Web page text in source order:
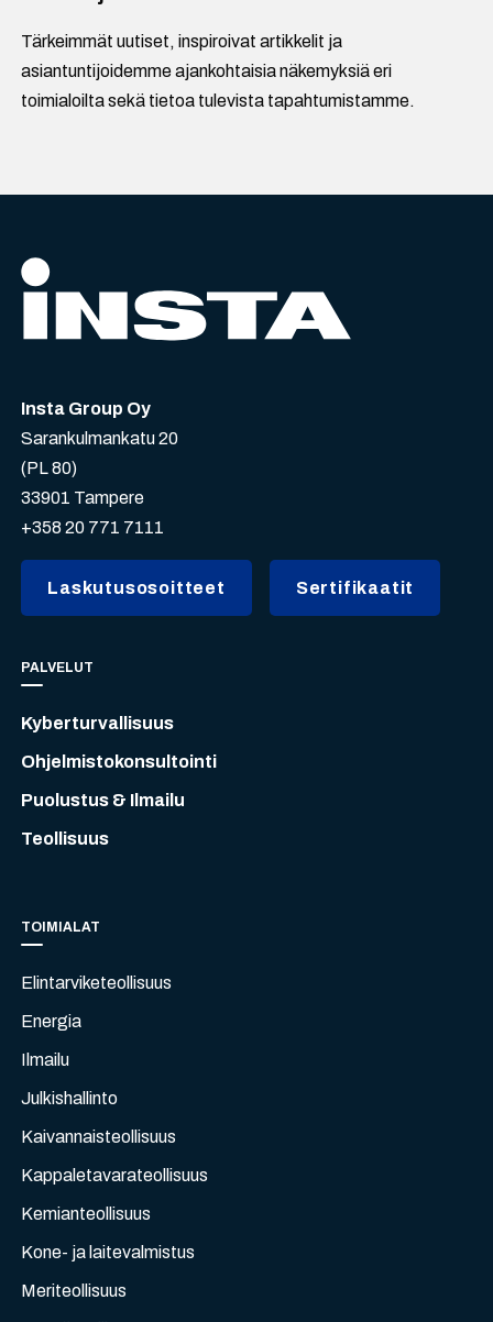
Tärkeimmät uutiset, inspiroivat artikkelit ja
asiantuntijoidemme ajankohtaisia näkemyksiä eri
toimialoilta sekä tietoa tulevista tapahtumistamme.
Insta Group Oy
Sarankulmankatu 20
(PL 80)
33901 Tampere
+358 20 771 7111
Laskutusosoitteet Sertifikaatit
PALVELUT
Kyberturvallisuus
Ohjelmistokonsultointi
Puolustus & Ilmailu
Teollisuus
TOIMIALAT
Elintarviketeollisuus
Energia
Ilmailu
Julkishallinto
Kaivannaisteollisuus
Kappaletavarateollisuus
Kemianteollisuus
Kone- ja laitevalmistus
Meriteollisuus